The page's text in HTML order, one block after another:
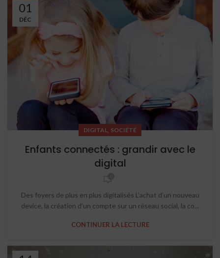
01
DÉC
DIGITAL, SOCIÉTÉ
Enfants connectés : grandir avec le
digital
Des foyers de plus en plus digitalisés L’achat d’un nouveau
device, la création d’un compte sur un réseau social, la co...
CONTINUER LA LECTURE